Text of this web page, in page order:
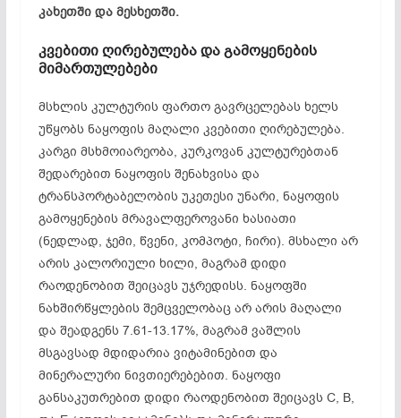
კახეთში და მესხეთში.
კვებითიღირებულებადაგამოყენების
მიმართულებები
მსხლის კულტურის ფართო გავრცელებას ხელს
უწყობს ნაყოფის მაღალი კვებითი ღირებულება.
კარგი მსხმოიარეობა, კურკოვან კულტურებთან
შედარებით ნაყოფის შენახვისა და
ტრანსპორტაბელობის უკეთესი უნარი, ნაყოფის
გამოყენების მრავალფეროვანი ხასიათი
(ნედლად, ჯემი, წვენი, კომპოტი, ჩირი). მსხალი არ
არის კალორიული ხილი, მაგრამ დიდი
რაოდენობით შეიცავს უჯრედისს. ნაყოფში
ნახშირწყლების შემცველობაც არ არის მაღალი
და შეადგენს 7.61-13.17%, მაგრამ ვაშლის
მსგავსად მდიდარია ვიტამინებით და
მინერალური ნივთიერებებით. ნაყოფი
განსაკუთრებით დიდი რაოდენობით შეიცავს C, B,